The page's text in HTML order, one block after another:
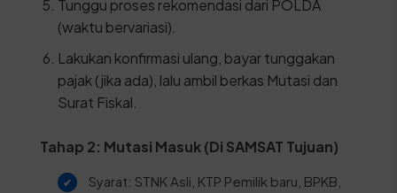
Tunggu proses rekomendasi dari POLDA
(waktu bervariasi).
Lakukan konfirmasi ulang, bayar tunggakan
pajak (jika ada), lalu ambil berkas Mutasi dan
Surat Fiskal.
Tahap 2: Mutasi Masuk (Di SAMSAT Tujuan)
Syarat: STNK Asli, KTP Pemilik baru, BPKB,